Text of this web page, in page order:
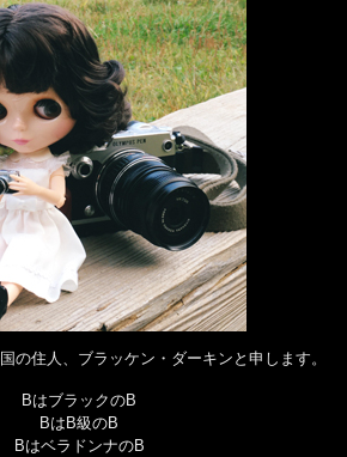
の住人、ブラッケン・ダーキンと申します。
BはブラックのB
BはB級のB
BはベラドンナのB